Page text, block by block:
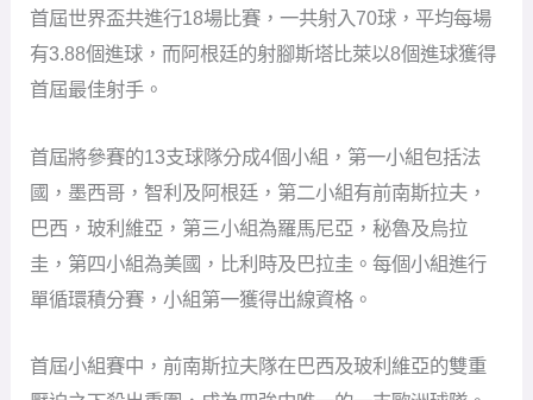
首屆世界盃共進行18場比賽，一共射入70球，平均每場
有3.88個進球，而阿根廷的射腳斯塔比萊以8個進球獲得
首屆最佳射手。
首屆將參賽的13支球隊分成4個小組，第一小組包括法
國，墨西哥，智利及阿根廷，第二小組有前南斯拉夫，
巴西，玻利維亞，第三小組為羅馬尼亞，秘魯及烏拉
圭，第四小組為美國，比利時及巴拉圭。每個小組進行
單循環積分賽，小組第一獲得出線資格。
首屆小組賽中，前南斯拉夫隊在巴西及玻利維亞的雙重